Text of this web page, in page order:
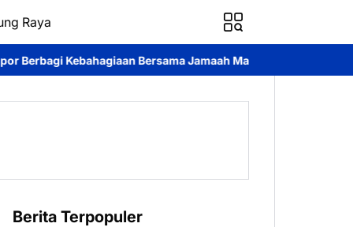
Raya
Bersama Jamaah Masjid Al-Amin Pemkab Murung Raya
Berita Terpopuler